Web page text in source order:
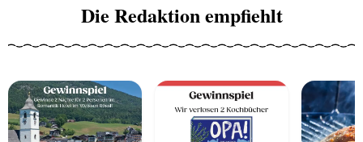
Die Redaktion empfiehlt